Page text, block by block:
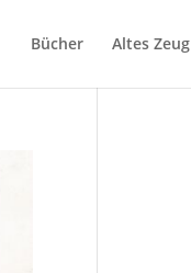
Bücher Altes Zeug